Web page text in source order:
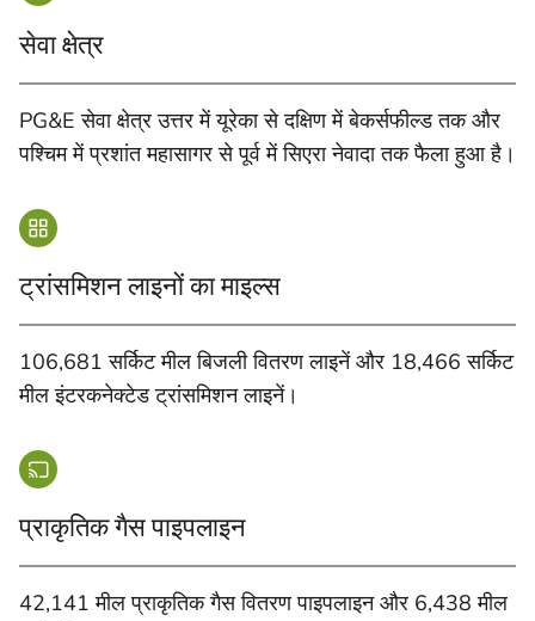
सेवा क्षेत्र
PG&E सेवा क्षेत्र उत्तर में यूरेका से दक्षिण में बेकर्सफील्ड तक और
पश्चिम में प्रशांत महासागर से पूर्व में सिएरा नेवादा तक फैला हुआ है।
ट्रांसमिशन लाइनों का माइल्स
106,681 सर्किट मील बिजली वितरण लाइनें और 18,466 सर्किट
मील इंटरकनेक्टेड ट्रांसमिशन लाइनें।
प्राकृतिक गैस पाइपलाइन
42,141 मील प्राकृतिक गैस वितरण पाइपलाइन और 6,438 मील